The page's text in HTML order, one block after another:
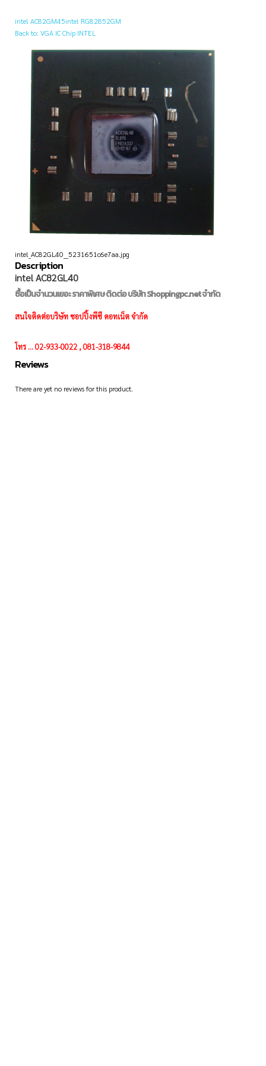
intel AC82GM45intel RG82852GM
Back to: VGA IC Chip INTEL
intel_AC82GL40__5231651c6e7aa.jpg
Description
intel AC82GL40
ซื้อเป็นจำนวนเยอะ ราคาพิเศษ ติดต่อ บริษัท Shoppingpc.net จำกัด
สนใจติดต่อบริษัท ชอปปิ้งพีซี ดอทเน็ต จำกัด
โทร ... 02-933-0022 , 081-318-9844
Reviews
There are yet no reviews for this product.